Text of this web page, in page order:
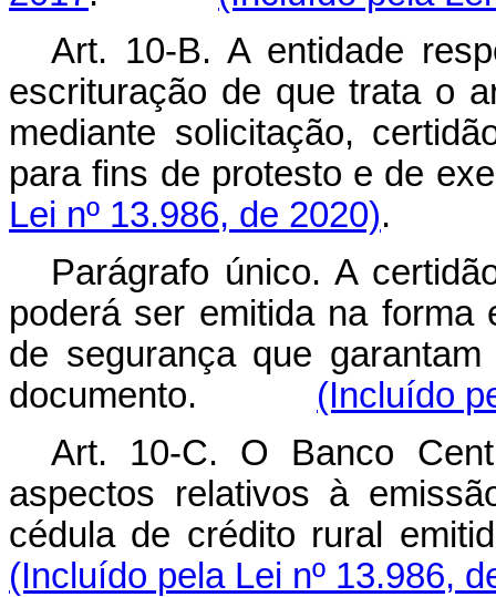
Art. 10-B. A entidade
escrituração de que trata o
mediante solicitação,
para fins de protesto e de
Lei nº 13.986, de 2020).
Parágrafo único. A
poderá ser emitida na forma
de segurança que
documento.
(Incluído
Art. 10-C. O Banco
aspectos relativos à
cédula de crédito rural
(Incluído pela Lei nº 13.986,